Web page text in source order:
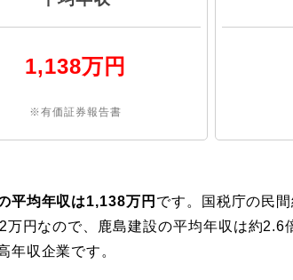
1,138万円
※有価証券報告書
平均年収は1,138万円 です。国税庁の民
万円なので、鹿島建設の平均年収は約2.6
年収企業です。